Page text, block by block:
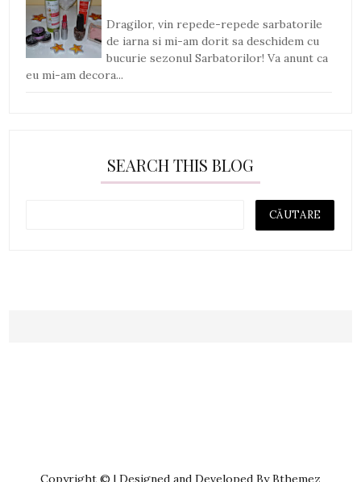
Dragilor, vin repede-repede sarbatorile
de iarna si mi-am dorit sa deschidem cu
bucurie sezonul Sarbatorilor! Va anunt ca
eu mi-am decora...
SEARCH THIS BLOG
Copyright © | Designed and Developed By Bthemez